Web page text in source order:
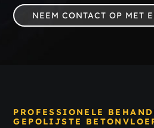
NEEM CONTACT OP MET
PROFESSIONELE
GEPOLIJSTE